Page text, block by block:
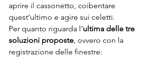
aprire il cassonetto, coibentare
quest’ultimo e agire sui celetti.
Per quanto riguarda l’ultima delle tre
soluzioni proposte , ovvero con la
registrazione delle finestre: